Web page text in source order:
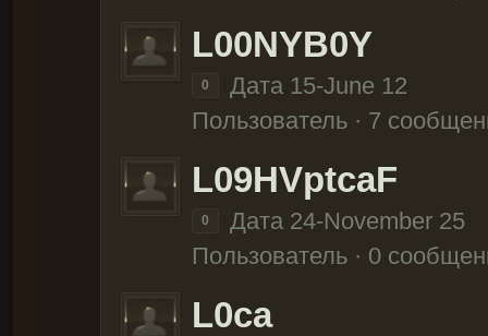
L00NYB0Y
0
Дата 15-June 12
Пользователь · 7
L09HVptcaF
0
Дата 24-November 25
Пользователь · 0
L0ca